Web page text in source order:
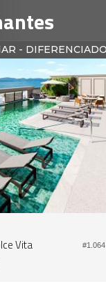
#2.272